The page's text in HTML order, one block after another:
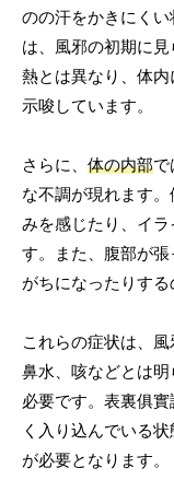
のの汗をかきにく
は、風邪の初期に
熱とは異なり、体
示唆しています。
さらに、体の内部で
な不調が現れます
みを感じたり、イ
す。また、腹部が
がちになったりする
これらの症状は、
鼻水、咳などとは
必要です。表裏俱
く入り込んでいる
が必要となります。